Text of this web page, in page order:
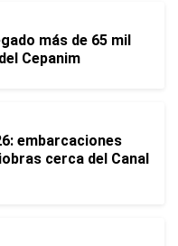
más de 65 mil
Cepanim
embarcaciones
cerca del Canal